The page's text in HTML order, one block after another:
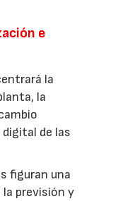
e
la
la
de las
figuran una
la previsión y